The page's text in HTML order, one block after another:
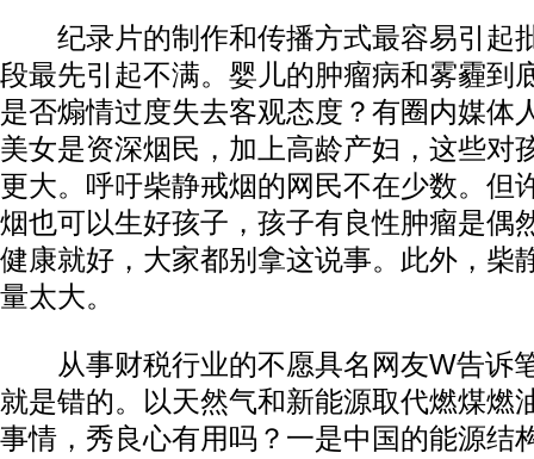
纪录片的制作和传播方式最容易引起
段最先引起不满。婴儿的肿瘤病和雾霾到
是否煽情过度失去客观态度？有圈内媒体
美女是资深烟民，加上高龄产妇，这些对
更大。呼吁柴静戒烟的网民不在少数。但
烟也可以生好孩子，孩子有良性肿瘤是偶
健康就好，大家都别拿这说事。此外，柴
量太大。
从事财税行业的不愿具名网友W告诉
就是错的。以天然气和新能源取代燃煤燃
事情，秀良心有用吗？一是中国的能源结